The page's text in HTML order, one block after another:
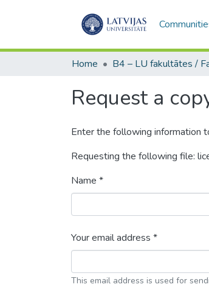
Home
Request a
Enter the following information
Requesting the following file:
Name *
Your email address *
This email address is used for